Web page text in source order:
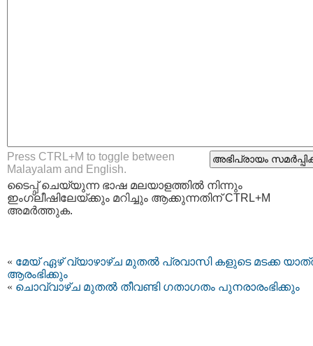
Press CTRL+M to toggle between
Malayalam and English.
ടൈപ്പ്‌ ചെയ്യുന്ന ഭാഷ മലയാളത്തില്‍ നിന്നും
ഇംഗ്ലീഷിലേയ്ക്കും മറിച്ചും ആക്കുന്നതിന് CTRL+M
അമര്‍ത്തുക.
« മേയ് ഏഴ് വ്യാഴാഴ്ച മുതൽ പ്രവാസി കളുടെ മടക്ക
ആരംഭിക്കും
« ചൊവ്വാഴ്ച മുതല്‍ തീവണ്ടി ഗതാഗതം പുനരാരംഭിക്കും